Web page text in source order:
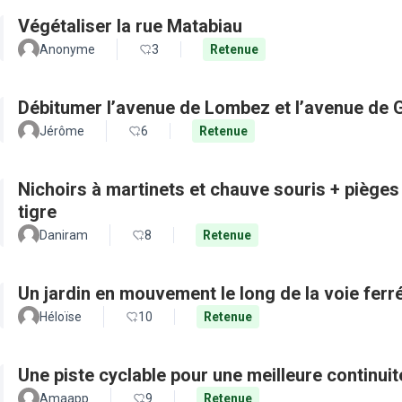
Végétaliser la rue Matabiau
Anonyme 3 Retenue
Débitumer l’avenue de Lombez et l’avenue de
Jérôme 6 Retenue
Nichoirs à martinets et chauve souris +
tigre
Daniram 8 Retenue
Un jardin en mouvement le long de la voie
Héloïse 10 Retenue
Une piste cyclable pour une meilleure
Amaapp 9 Retenue